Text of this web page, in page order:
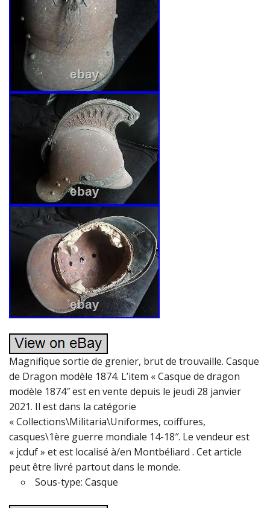
Magnifique sortie de grenier, brut de trouvaille. Casque
de Dragon modèle 1874. L’item « Casque de dragon
modèle 1874″ est en vente depuis le jeudi 28 janvier
2021. Il est dans la catégorie
« Collections\Militaria\Uniformes, coiffures,
casques\1ère guerre mondiale 14-18″. Le vendeur est
« jcduf » et est localisé à/en Montbéliard . Cet article
peut être livré partout dans le monde.
Sous-type: Casque